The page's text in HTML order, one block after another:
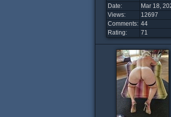
Date:
Mar 18,
Views:
12697
Comments: 44
Rating:
71